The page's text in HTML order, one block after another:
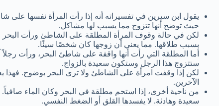
يقول ابن سيرين في تفسيراته أنه إذا رأت المرأة نفسها على
حيث توضح أنها تتزوج مما يسبب لها مشاكل.
لكن في حالة وقوف المرأة المطلقة على الشاطئ ورأت
بسبب طلاقها. مما يعني أن زوجها كان شخصًا سيئًا.
أما المطلقة التي رأت أنها واقفة على شاطئ البحر، ورأت
ستتزوج هذا الرجل وستكون سعيدة بالزواج.
لكن إذا وقفت امرأة على الشاطئ ولا ترى البحر بوضوح.
الآخرين.
من ناحية أخرى، إذا استحم مطلقة في البحر وكان الماء
سعيدة وهادئة. لا يفسدها القلق أو الضغط النفسي.